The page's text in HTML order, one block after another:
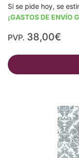
Si se pide hoy, se
¡GASTOS DE ENVÍO
PVP. 38,00€